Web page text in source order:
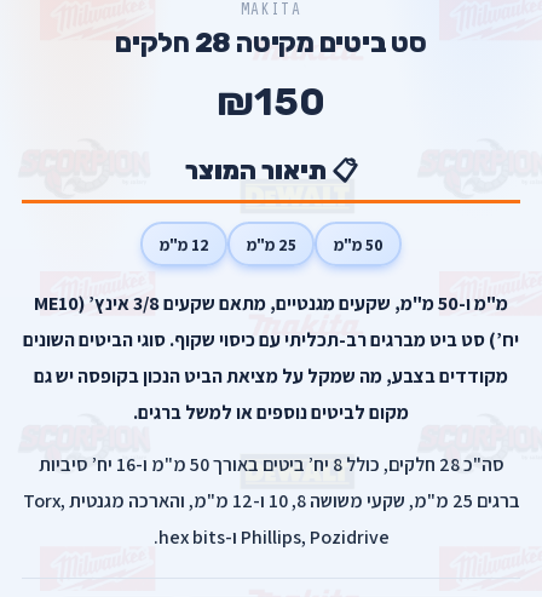
MAKITA
סט ביטים מקיטה 28 חלקים
₪150
📋 תיאור המוצר
50 מ"מ 25 מ"מ 12 מ"מ
מ"מ ו-50 מ"מ, שקעים מגנטיים, מתאם שקעים 3/8 אינץ’ (ME10
יח’) סט ביט מברגים רב-תכליתי עם כיסוי שקוף. סוגי הביטים השונים
מקודדים בצבע, מה שמקל על מציאת הביט הנכון בקופסה יש גם
מקום לביטים נוספים או למשל ברגים.
סה"כ 28 חלקים, כולל 8 יח’ ביטים באורך 50 מ"מ ו-16 יח’ סיביות
ברגים 25 מ"מ, שקעי משושה 8, 10 ו-12 מ"מ, והארכה מגנטית Torx,
Phillips, Pozidrive ו-hex bits.